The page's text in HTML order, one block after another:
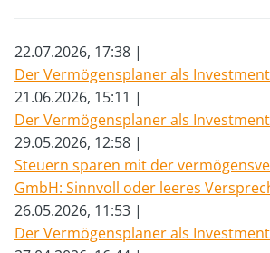
22.07.2026, 17:38
Der Vermögensplaner als
21.06.2026, 15:11
Der Vermögensplaner als
29.05.2026, 12:58
Steuern sparen mit der
GmbH: Sinnvoll oder leeres
26.05.2026, 11:53
Der Vermögensplaner als